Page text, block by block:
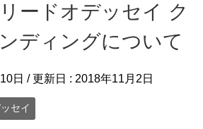
ードオデッセイ ク
ディングについて
日 / 更新日 : 2018年11月2日
セイ